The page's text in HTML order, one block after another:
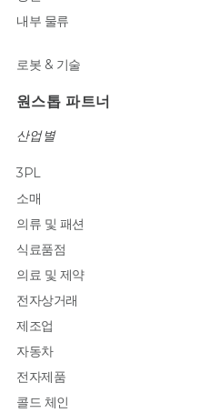
내부 물류
로봇 & 기술
원스톱 파트너
산업별
3PL
소매
의류 및 패션
식료품점
의료 및 제약
전자상거래
제조업
자동차
전자제품
콜드 체인